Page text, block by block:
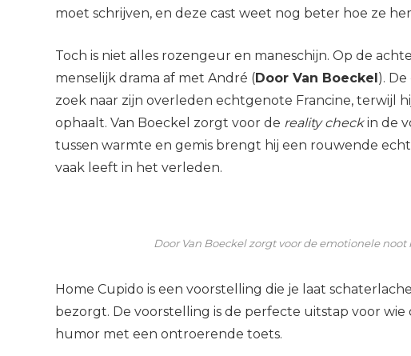
moet schrijven, en deze cast weet nog beter hoe ze
Toch is niet alles rozengeur en maneschijn. Op de
menselijk drama af met André (Door Van Boeckel).
zoek naar zijn overleden echtgenote Francine, terwijl
ophaalt. Van Boeckel zorgt voor de reality checkin de
tussen warmte en gemis brengt hij een rouwende
vaak leeft in het verleden.
Door Van Boeckel zorgt voor de emotionele
Home Cupido is een voorstelling die je laat
bezorgt. De voorstelling is de perfecte uitstap voor
humor met een ontroerende toets.